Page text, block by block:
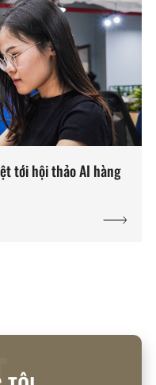
tới hội thảo AI hàng